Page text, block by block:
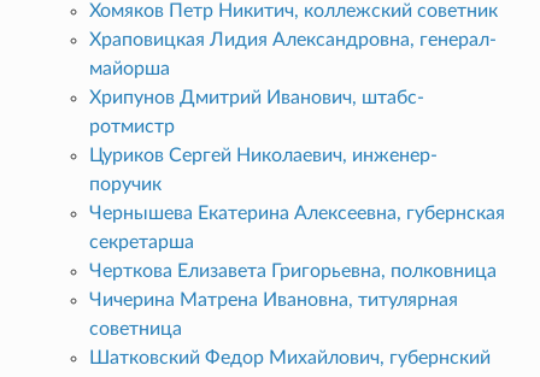
Хомяков Петр Никитич, коллежский советник
Храповицкая Лидия Александровна, генерал-
майорша
Хрипунов Дмитрий Иванович, штабс-
ротмистр
Цуриков Сергей Николаевич, инженер-
поручик
Чернышева Екатерина Алексеевна, губернская
секретарша
Черткова Елизавета Григорьевна, полковница
Чичерина Матрена Ивановна, титулярная
советница
Шатковский Федор Михайлович, губернский